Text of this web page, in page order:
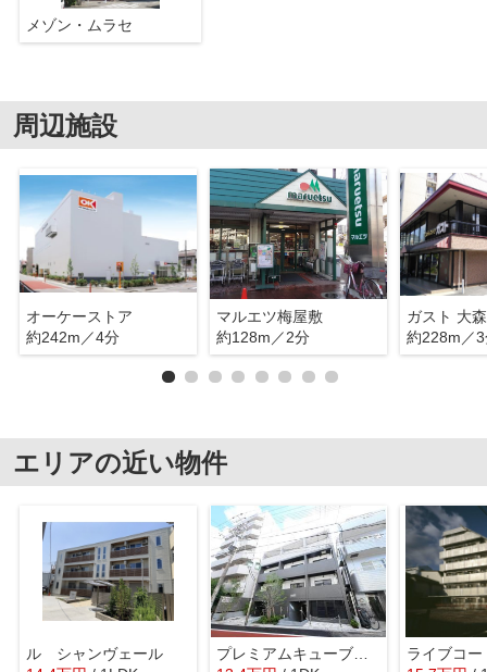
メゾン・ムラセ
周辺施設
オーケーストア
約242m／4分
マルエツ梅屋敷
約128m／2分
ガスト 大
約228m／
エリアの近い物件
ル シャンヴェール
プレミアムキューブ大岡山DEUX
ライブコー